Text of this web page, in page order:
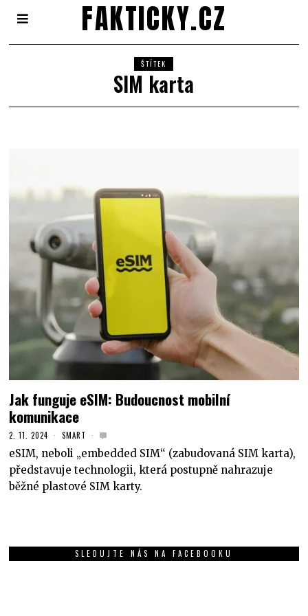
FAKTICKY.CZ
ŠTÍTEK
SIM karta
Jak funguje eSIM: Budoucnost mobilní
komunikace
2. 11. 2024 SMART
eSIM, neboli „embedded SIM“ (zabudovaná SIM karta),
představuje technologii, která postupně nahrazuje
běžné plastové SIM karty.
SLEDUJTE NÁS NA FACEBOOKU